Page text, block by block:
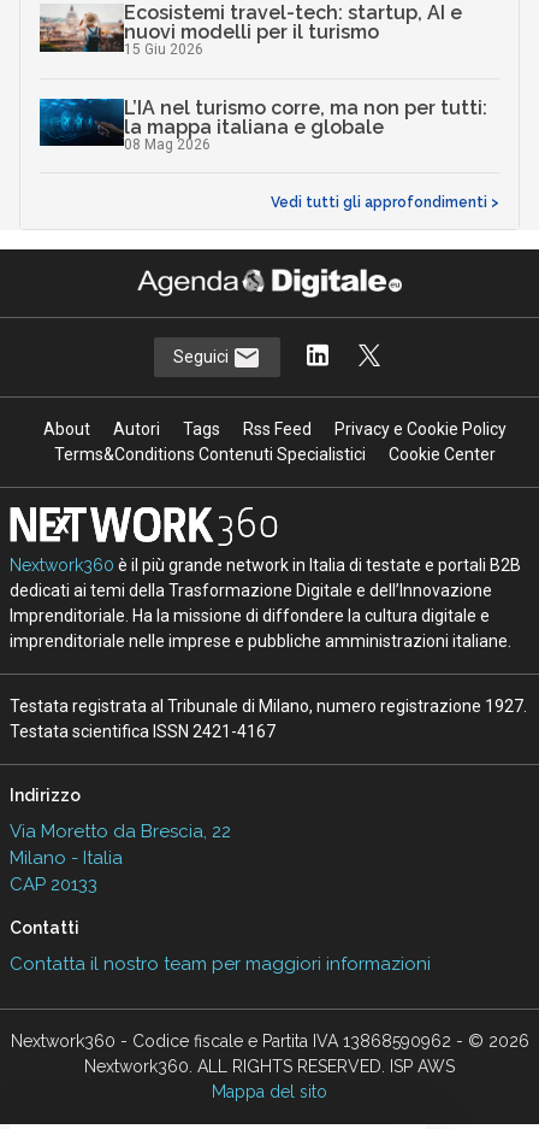
Ecosistemi travel-tech: startup, AI e
nuovi modelli per il turismo
15 Giu 2026
L’IA nel turismo corre, ma non per tutti:
la mappa italiana e globale
08 Mag 2026
Vedi tutti gli approfondimenti >
Seguici
About Autori Tags Rss Feed
Privacy e Cookie Policy
Terms&Conditions Contenuti Specialistici
Cookie Center
Nextwork360 è il più grande network in Italia di testate e portali B2B
dedicati ai temi della Trasformazione Digitale e dell’Innovazione
Imprenditoriale. Ha la missione di diffondere la cultura digitale e
imprenditoriale nelle imprese e pubbliche amministrazioni italiane.
Testata registrata al Tribunale di Milano, numero registrazione 1927.
Testata scientifica ISSN 2421-4167
Indirizzo
Via Moretto da Brescia, 22
Milano - Italia
CAP 20133
Contatti
Contatta il nostro team per maggiori informazioni
Nextwork360 - Codice fiscale e Partita IVA 13868590962 - © 2026
Nextwork360. ALL RIGHTS RESERVED. ISP AWS
Mappa del sito